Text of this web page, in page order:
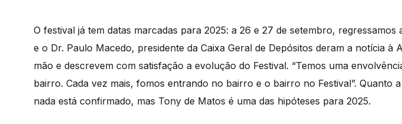
O festival já tem datas marcadas para 2025: a 26 e 27 de setembro, regressamos
e o Dr. Paulo Macedo, presidente da Caixa Geral de Depósitos deram a notícia à
mão e descrevem com satisfação a evolução do Festival. “Temos uma
bairro. Cada vez mais, fomos entrando no bairro e o bairro no Festival”. Quanto
nada está confirmado, mas Tony de Matos é uma das hipóteses para 2025.